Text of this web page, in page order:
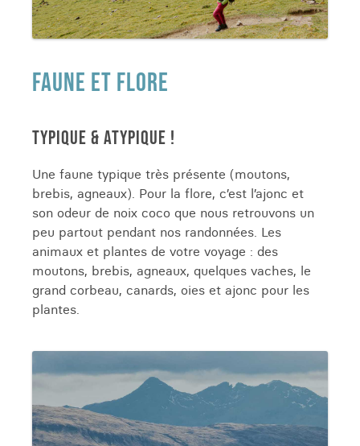
FAUNE ET FLORE
TYPIQUE & ATYPIQUE !
Une faune typique très présente (moutons,
brebis, agneaux). Pour la flore, c’est l’ajonc et
son odeur de noix coco que nous retrouvons un
peu partout pendant nos randonnées. Les
animaux et plantes de votre voyage : des
moutons, brebis, agneaux, quelques vaches, le
grand corbeau, canards, oies et ajonc pour les
plantes.